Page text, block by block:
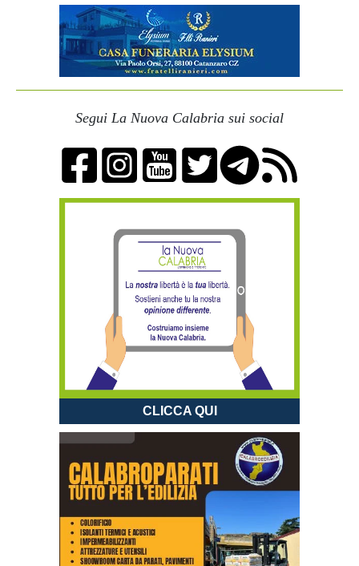
Segui La Nuova Calabria sui social
CLICCA QUI